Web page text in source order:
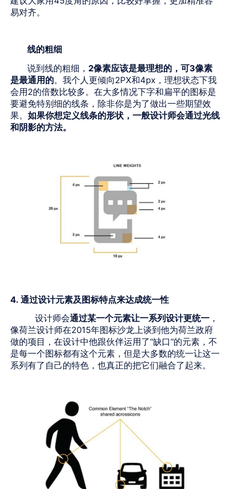
易对齐。
线的粗细
说到线的粗细， 2像素应该是最理想的，可3像素
是最通用的。我个人更倾向2PX和4px ，理想状态下我
会用2的倍数比较多。在大多情况下字和扁平的图标是
要避免特别细的线条，除非你是为了做出一些期望效
果。 如果你想定义线条的形状，一般设计师会通过光线
和阴影的方法。
4. 通过设计元素及图标特点来达成统一性
设计师会通过某一个元素让一系列设计更统一 ，
像荷兰设计师在2015年图标沙龙上谈到他为荷兰政府
做的项目，在设计中他跟伙伴运用了“缺口“的元素，不
是每一个图标都有这个元素，但是大多数的统一让这一
系列有了自己的特色，也真正的把它们融合了起来。